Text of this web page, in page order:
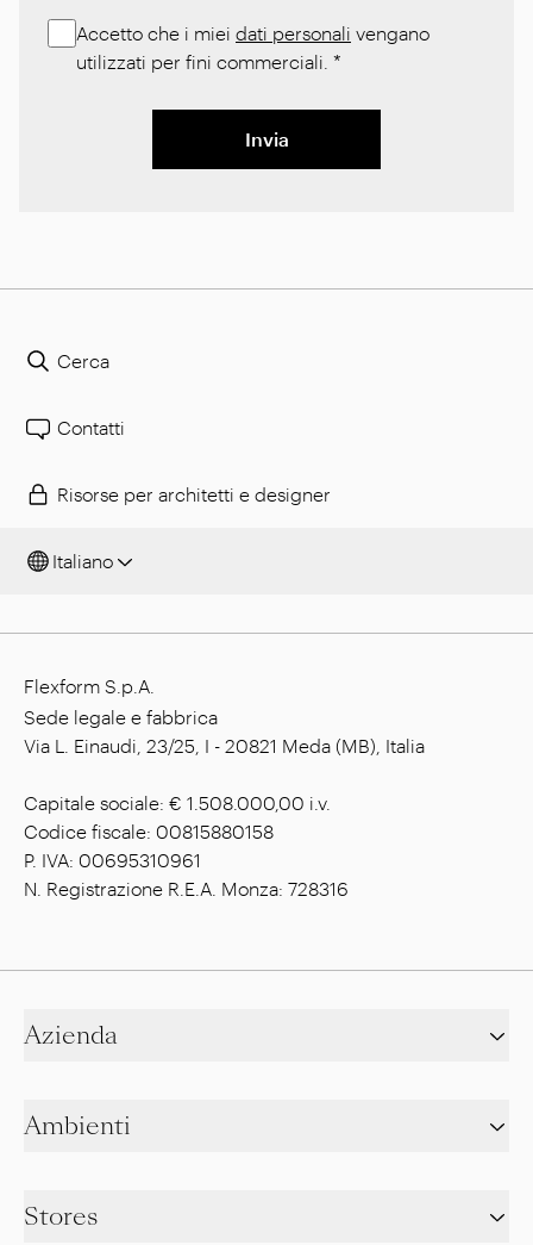
Accetto che i miei dati personali vengano
utilizzati per fini commerciali. *
Invia
Cerca
Contatti
Risorse per architetti e designer
Italiano
Flexform S.p.A.
Sede legale e fabbrica
Via L. Einaudi, 23/25, I - 20821 Meda (MB), Italia
Capitale sociale: € 1.508.000,00 i.v.
Codice fiscale: 00815880158
P. IVA: 00695310961
N. Registrazione R.E.A. Monza: 728316
Azienda
Ambienti
Stores